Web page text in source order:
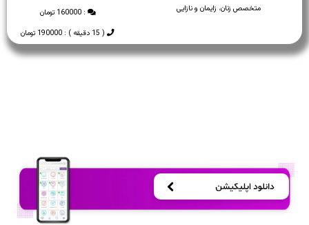
: 160000 تومان
( 15 دقیقه ) : 190000 تومان
متخصص زنان، زایمان و نازایی